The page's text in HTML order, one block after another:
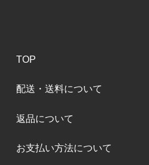
TOP
配送・送料について
返品について
お支払い方法について